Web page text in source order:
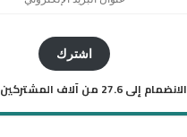
اشترك
الانضمام إلى 27.6 من آلاف المشتركين الآخرين